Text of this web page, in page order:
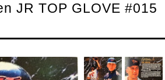
JR TOP GLOVE #015